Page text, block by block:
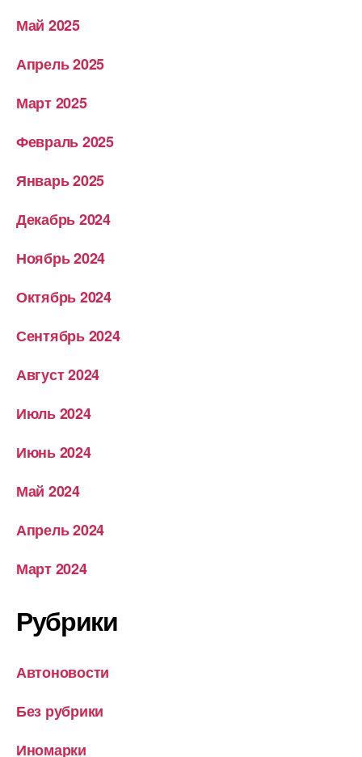
Май 2025
Апрель 2025
Март 2025
Февраль 2025
Январь 2025
Декабрь 2024
Ноябрь 2024
Октябрь 2024
Сентябрь 2024
Август 2024
Июль 2024
Июнь 2024
Май 2024
Апрель 2024
Март 2024
Рубрики
Автоновости
Без рубрики
Иномарки